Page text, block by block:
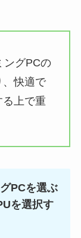
ングPCの
快適で
る上で重
PCを選ぶ
を選択す